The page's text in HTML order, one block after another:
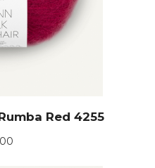
Red 4255